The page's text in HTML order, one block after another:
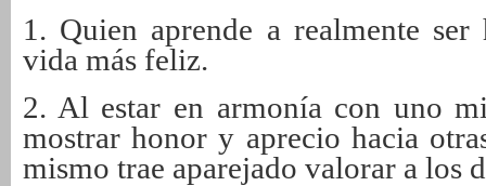
1. Quien aprende a realmente
vida más feliz.
2. Al estar en armonía con uno
mostrar honor y aprecio hacia
mismo trae aparejado valorar a los